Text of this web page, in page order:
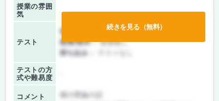
授業の雰囲
気
テスト
前期/中間：
授業無し
後期/期末：授業無し
持ち込み：
テストの方
式や難易度
コメント
場の理論の話
続きを見る（無料）